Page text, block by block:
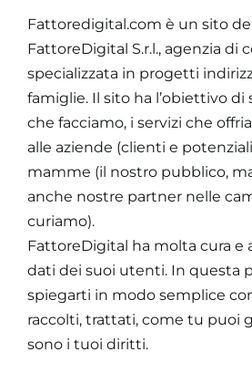
Fattoredigital.com è un sito
FattoreDigital S.r.l., agenzia di
specializzata in progetti
famiglie. Il sito ha l’obiettivo di
che facciamo, i servizi che
alle aziende (clienti e
mamme (il nostro pubblico,
anche nostre partner nelle
curiamo).
FattoreDigital ha molta cura e
dati dei suoi utenti. In questa
spiegarti in modo semplice
raccolti, trattati, come tu puoi
sono i tuoi diritti.